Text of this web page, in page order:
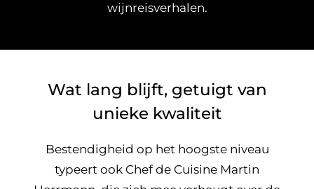
wijnreisverhalen.
Wat lang blijft, getuigt van
unieke kwaliteit
Bestendigheid op het hoogste niveau
typeert ook Chef de Cuisine Martin